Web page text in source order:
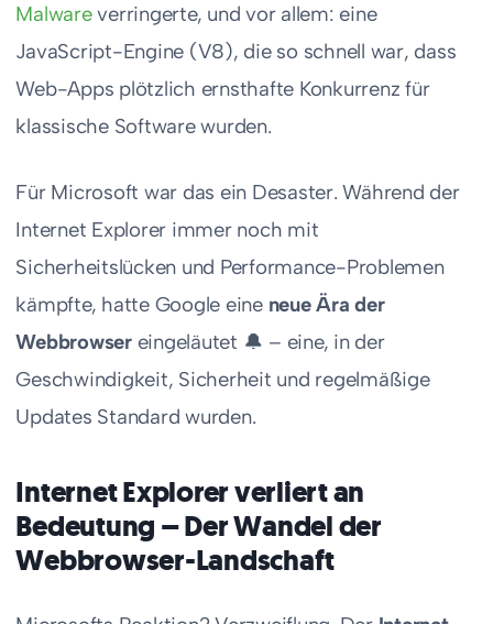
Malwareverringerte, und vor allem: eine
JavaScript-Engine (V8), die so schnell war, dass
Web-Apps plötzlich ernsthafte Konkurrenz für
klassische Software wurden.
Für Microsoft war das ein Desaster. Während der
Internet Explorer immer noch mit
Sicherheitslücken und Performance-Problemen
kämpfte, hatte Google eine neue Ära der
Webbrowsereingeläutet 🔔 – eine, in der
Geschwindigkeit, Sicherheit und regelmäßige
Updates Standard wurden.
Internet Explorer verliert an
Bedeutung – Der Wandel der
Webbrowser-Landschaft